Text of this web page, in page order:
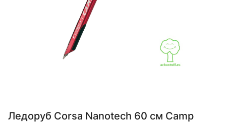
Ледоруб Corsa Nanotech 60 см Camp